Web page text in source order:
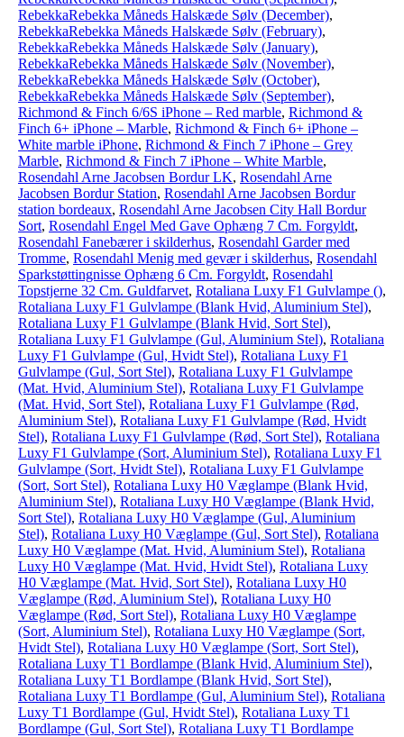
RebekkaRebekka Måneds Halskæde Sølv (December),
RebekkaRebekka Måneds Halskæde Sølv (February),
RebekkaRebekka Måneds Halskæde Sølv (January),
RebekkaRebekka Måneds Halskæde Sølv (November),
RebekkaRebekka Måneds Halskæde Sølv (October),
RebekkaRebekka Måneds Halskæde Sølv (September),
Richmond & Finch 6/6S iPhone – Red marble, Richmond &
Finch 6+ iPhone – Marble, Richmond & Finch 6+ iPhone –
White marble iPhone, Richmond & Finch 7 iPhone – Grey
Marble, Richmond & Finch 7 iPhone – White Marble,
Rosendahl Arne Jacobsen Bordur LK, Rosendahl Arne
Jacobsen Bordur Station, Rosendahl Arne Jacobsen Bordur
station bordeaux, Rosendahl Arne Jacobsen City Hall Bordur
Sort, Rosendahl Engel Med Gave Ophæng 7 Cm. Forgyldt,
Rosendahl Fanebærer i skilderhus, Rosendahl Garder med
Tromme, Rosendahl Menig med gevær i skilderhus, Rosendahl
Sparkstøttingnisse Ophæng 6 Cm. Forgyldt, Rosendahl
Topstjerne 32 Cm. Guldfarvet, Rotaliana Luxy F1 Gulvlampe (),
Rotaliana Luxy F1 Gulvlampe (Blank Hvid, Aluminium Stel),
Rotaliana Luxy F1 Gulvlampe (Blank Hvid, Sort Stel),
Rotaliana Luxy F1 Gulvlampe (Gul, Aluminium Stel), Rotaliana
Luxy F1 Gulvlampe (Gul, Hvidt Stel), Rotaliana Luxy F1
Gulvlampe (Gul, Sort Stel), Rotaliana Luxy F1 Gulvlampe
(Mat. Hvid, Aluminium Stel), Rotaliana Luxy F1 Gulvlampe
(Mat. Hvid, Sort Stel), Rotaliana Luxy F1 Gulvlampe (Rød,
Aluminium Stel), Rotaliana Luxy F1 Gulvlampe (Rød, Hvidt
Stel), Rotaliana Luxy F1 Gulvlampe (Rød, Sort Stel), Rotaliana
Luxy F1 Gulvlampe (Sort, Aluminium Stel), Rotaliana Luxy F1
Gulvlampe (Sort, Hvidt Stel), Rotaliana Luxy F1 Gulvlampe
(Sort, Sort Stel), Rotaliana Luxy H0 Væglampe (Blank Hvid,
Aluminium Stel), Rotaliana Luxy H0 Væglampe (Blank Hvid,
Sort Stel), Rotaliana Luxy H0 Væglampe (Gul, Aluminium
Stel), Rotaliana Luxy H0 Væglampe (Gul, Sort Stel), Rotaliana
Luxy H0 Væglampe (Mat. Hvid, Aluminium Stel), Rotaliana
Luxy H0 Væglampe (Mat. Hvid, Hvidt Stel), Rotaliana Luxy
H0 Væglampe (Mat. Hvid, Sort Stel), Rotaliana Luxy H0
Væglampe (Rød, Aluminium Stel), Rotaliana Luxy H0
Væglampe (Rød, Sort Stel), Rotaliana Luxy H0 Væglampe
(Sort, Aluminium Stel), Rotaliana Luxy H0 Væglampe (Sort,
Hvidt Stel), Rotaliana Luxy H0 Væglampe (Sort, Sort Stel),
Rotaliana Luxy T1 Bordlampe (Blank Hvid, Aluminium Stel),
Rotaliana Luxy T1 Bordlampe (Blank Hvid, Sort Stel),
Rotaliana Luxy T1 Bordlampe (Gul, Aluminium Stel), Rotaliana
Luxy T1 Bordlampe (Gul, Hvidt Stel), Rotaliana Luxy T1
Bordlampe (Gul, Sort Stel), Rotaliana Luxy T1 Bordlampe